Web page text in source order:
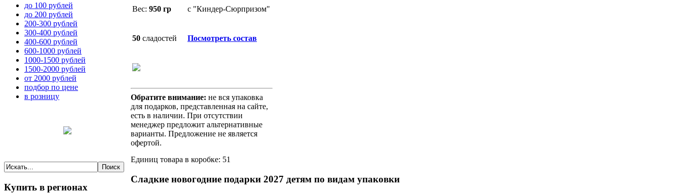
Вес: 950 гр с "Киндер-Сюрпризом"
50 сладостей Посмотреть состав
Обратите внимание: не вся упаковка
для подарков, представленная на сайте,
есть в наличии. При отсутствии
менеджер предложит альтернативные
варианты. Предложение не является
офертой.
Единиц товара в коробке: 51
Сладкие новогодние подарки 2027 детям по видам упаковки
до 100 рублей
до 200 рублей
200-300 рублей
300-400 рублей
400-600 рублей
600-1000 рублей
1000-1500 рублей
1500-2000 рублей
от 2000 рублей
подбор по цене
в розницу
Купить в регионах